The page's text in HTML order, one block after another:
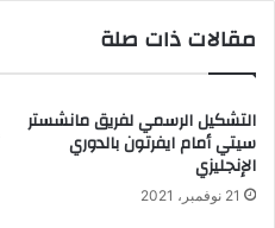
مقالات ذات صلة
التشكيل الرسمي لفريق مانشستر
سيتي أمام ايفرتون بالدوري
الإنجليزي
21 نوفمبر، 2021